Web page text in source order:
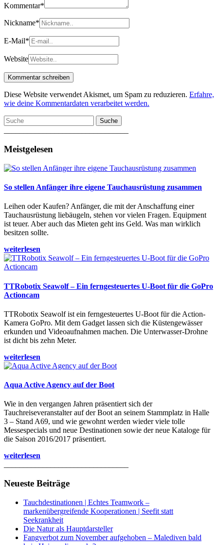
Kommentar*
Nickname*
E-Mail*
Website
Diese Website verwendet Akismet, um Spam zu reduzieren. Erfahre,
wie deine Kommentardaten verarbeitet werden.
Suche
Meistgelesen
So stellen Anfänger ihre eigene Tauchausrüstung zusammen
Leihen oder Kaufen? Anfänger, die mit der Anschaffung einer
Tauchausrüstung liebäugeln, stehen vor vielen Fragen. Equipment
ist teuer. Aber auch das Mieten geht ins Geld. Was man wirklich
besitzen sollte.
weiterlesen
TTRobotix Seawolf – Ein ferngesteuertes U-Boot für die GoPro
Actioncam
TTRobotix Seawolf ist ein ferngesteuertes U-Boot für die Action-
Kamera GoPro. Mit dem Gadget lassen sich die Küstengewässer
erkunden und Videoaufnahmen machen. Die Unterwasser-Drohne
ist dicht bis zehn Meter.
weiterlesen
Aqua Active Agency auf der Boot
Wie in den vergangen Jahren präsentiert sich der
Tauchreiseveranstalter auf der Boot an seinem Stammplatz in Halle
3 – Stand A69, und wie gewohnt werden wieder viele tolle
Messespecials und neue Destinationen sowie der neue Kataloge für
die Saison 2016/2017 präsentiert.
weiterlesen
Neueste Beiträge
Tauchdestinationen | Echtes Teamwork –
markenübergreifende Kooperationen | Seefit statt
Seekrankheit
Die Natur als Hauptdarsteller
Fangverbot zum November aufgehoben – Malediven bald